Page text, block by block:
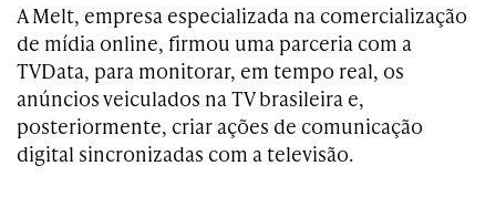
A Melt, empresa especializada na comercialização
de mídia online, firmou uma parceria com a
TVData, para monitorar, em tempo real, os
anúncios veiculados na TV brasileira e,
posteriormente, criar ações de comunicação
digital sincronizadas com a televisão.